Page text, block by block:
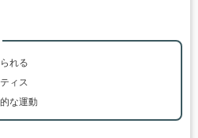
れる
ィス
な運動